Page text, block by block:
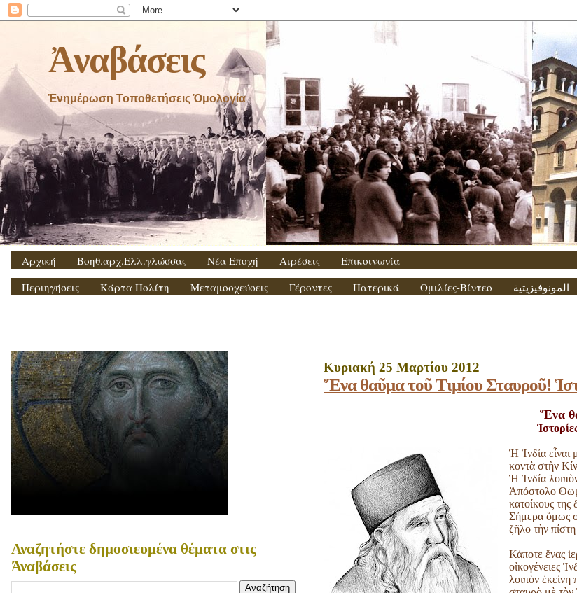
Ἀναβάσεις
Ἐνημέρωση Τοποθετήσεις Ὁμολογία
Αρχική Βοηθ.αρχ.Ελλ.γλώσσας Νέα Εποχή Αιρέσεις
Επικοινωνία
Περιηγήσεις
Κάρτα Πολίτη Μεταμοσχεύσεις Γέροντες Πατερικά Ομιλίες-Βίντεο المونوفيزيتية
Κυριακή 25 Μαρτίου 2012
Ἕνα θαῦμα τοῦ Τιμίου Σταυροῦ!
Ἕνα
Ἡ Ἰνδία εἶναι
κοντὰ στὴν
Ἡ Ἰνδία
Ἀπόστολο
κατοίκους
Σήμερα ὅμως
ζῆλο τὴν
Κάποτε ἕνας
οἰκογένειες
λοιπὸν ἐκείνη
Αναζητήστε δημοσιευμένα θέματα στις
Άναβάσεις